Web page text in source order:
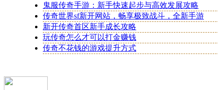
鬼服传奇手游：新手快速起步与高效发展攻略
传奇世界sf新开网站，畅享极致战斗，全新手游
新开传奇首区新手成长攻略
玩传奇怎么才可以打金赚钱
传奇不花钱的游戏提升方式